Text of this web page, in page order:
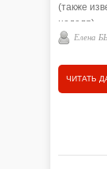
(также
неделя) —
праздник.
Елена
ЧИТАТЬ